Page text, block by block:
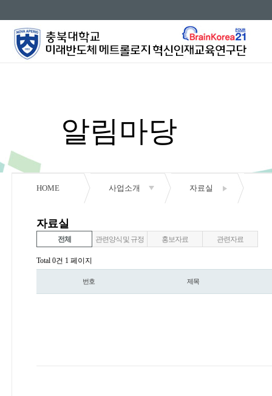
알림마당
HOME 사업소개
행사안내
자료실
자료실
전체 관련양식 및 규정 홍보자료 관련자료
Total 0건 1 페이지
번호 제목